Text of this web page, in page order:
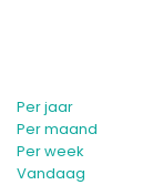
Per jaar
Per maand
Per week
Vandaag